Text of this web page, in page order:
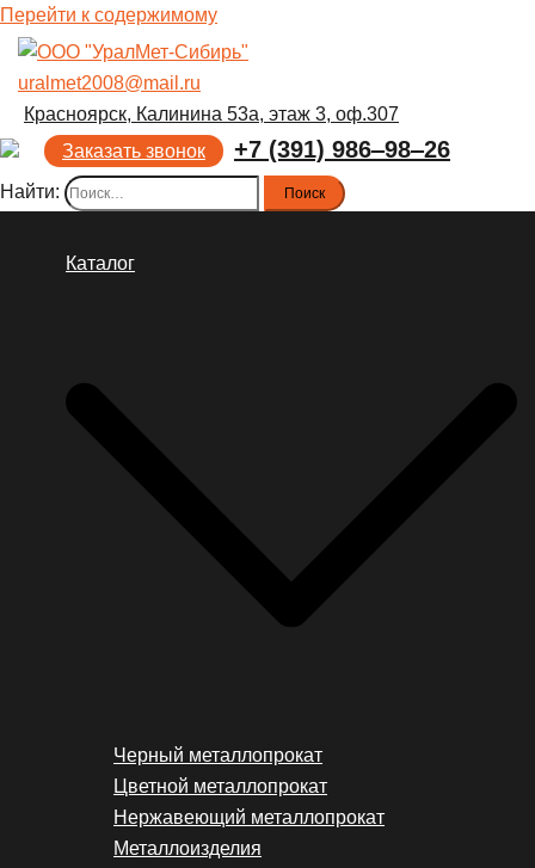
Перейти к содержимому
uralmet2008@mail.ru
Красноярск, Калинина 53а, этаж 3, оф.307
Заказать звонок
+7 (391) 986‒98‒26
Найти:
Каталог
Черный металлопрокат
Цветной металлопрокат
Нержавеющий металлопрокат
Металлоизделия